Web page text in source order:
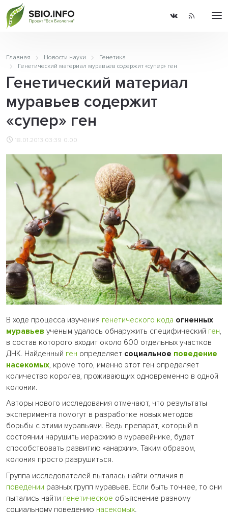
Главная Новости науки
Генетика
Генетический материал муравьев содержит «супер» ген
Генетический материал
муравьев содержит
«супер» ген
18.01.2013 03:39 0.00
В ходе процесса изучения генетического кода огненных
муравьев ученым удалось обнаружить специфический ген,
в состав которого входит около 600 отдельных участков
ДНК. Найденный ген определяет социальное поведение
насекомых, кроме того, именно этот ген определяет
количество королев, проживающих одновременно в одной
колонии.
Авторы нового исследования отмечают, что результаты
эксперимента помогут в разработке новых методов
борьбы с этими муравьями. Ведь препарат, который в
состоянии нарушить иерархию в муравейнике, будет
способствовать развитию «анархии». Таким образом,
колония просто разрушиться.
Группа исследователей пыталась найти отличия в
поведении разных групп муравьев. Если быть точнее, то они
пытались найти генетическое объяснение разному
социальному поведению насекомых.